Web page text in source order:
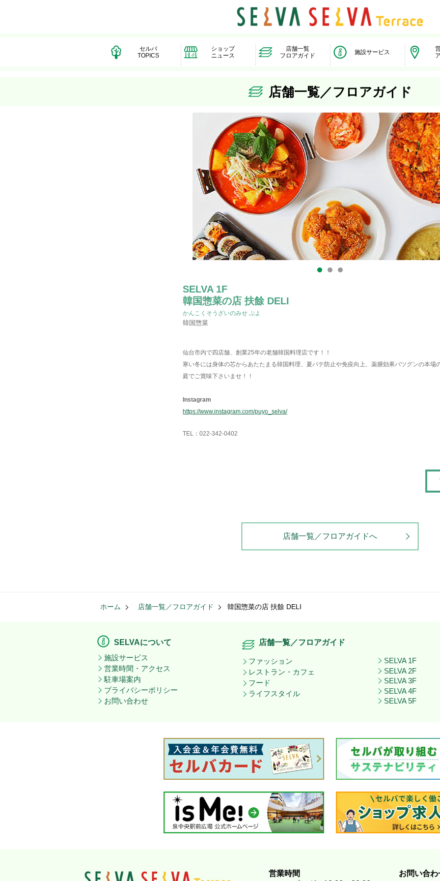
セルバ
TOPICS
ショップ
ニュース
店舗一覧
フロアガイド
施設サービス
店舗一覧／フロアガイド
韓国惣菜の店 扶餘 DELI
かんこくそうざいのみせ ぷよ
韓国惣菜
SELVA 1F
仙台市内で四店舗、創業25年の老舗韓国料理店です！！
寒い冬には身体の芯からあたたまる韓国料理、夏バテ防止や免疫向上、薬膳効果バツグンの本場
庭でご賞味下さいませ！！
Instagram
https://www.instagram.com/puyo_selva/
TEL： 022-342-0402
店舗一覧／フロアガイドへ
ホーム 店舗一覧／フロアガイド 韓国惣菜の店 扶餘 DELI
SELVAについて
施設サービス
営業時間・アクセス
駐車場案内
プライバシーポリシー
お問い合わせ
店舗一覧／フロアガイド
ファッション
レストラン・カフェ
フード
ライフスタイル
SELVA 1F
SELVA 2F
SELVA 3F
SELVA 4F
SELVA 5F
営業時間
お問い合わ